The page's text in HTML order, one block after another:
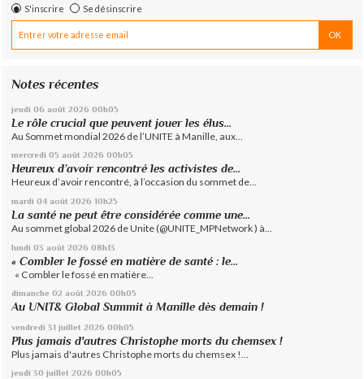
S'inscrire Se désinscrire
Notes récentes
jeudi 06 août 2026 00h05
Le rôle crucial que peuvent jouer les élus...
Au Sommet mondial 2026 de l’UNITE à Manille, aux...
mercredi 05 août 2026 00h05
Heureux d’avoir rencontré les activistes de...
Heureux d’avoir rencontré, à l’occasion du sommet de...
mardi 04 août 2026 10h25
La santé ne peut être considérée comme une...
Au sommet global 2026 de Unite (@UNITE_MPNetwork ) à...
lundi 03 août 2026 08h13
« Combler le fossé en matière de santé : le...
« Combler le fossé en matière...
dimanche 02 août 2026 00h05
Au UNIT& Global Summit à Manille dès demain !
vendredi 31 juillet 2026 00h05
Plus jamais d'autres Christophe morts du chemsex !
Plus jamais d'autres Christophe morts du chemsex !...
jeudi 30 juillet 2026 00h05